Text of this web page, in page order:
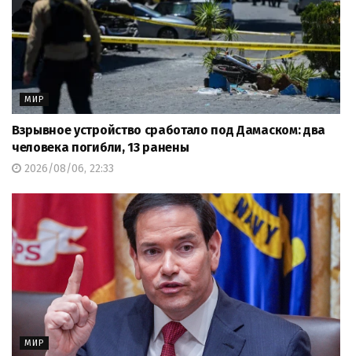
МИР
Взрывное устройство сработало под Дамаском: два
человека погибли, 13 ранены
2026/08/06, 22:33
МИР